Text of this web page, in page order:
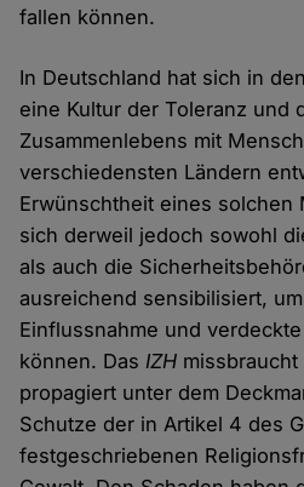
fallen können.
In Deutschland hat sich in
eine Kultur der Toleranz und
Zusammenlebens mit
verschiedensten Ländern
Erwünschtheit eines solchen
sich derweil jedoch sowohl
als auch die
ausreichend sensibilisiert,
Einflussnahme und
können. Das IZH
propagiert unter dem
Schutze der in Artikel 4 des
festgeschriebenen